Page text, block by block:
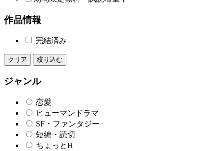
作品情報
完結済み
クリア 絞り込む
ジャンル
恋愛
ヒューマンドラマ
SF・ファンタジー
短編・読切
ちょっとH